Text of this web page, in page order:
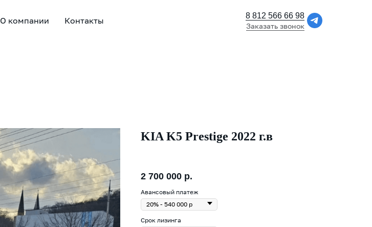
О компании Контакты
8 812 566 66 98
Заказать звонок
KIA K5 Prestige 2022 г.в
2 700 000 р.
Авансовый платеж
Срок лизинга